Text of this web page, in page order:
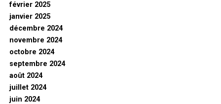
février 2025
janvier 2025
décembre 2024
novembre 2024
octobre 2024
septembre 2024
août 2024
juillet 2024
juin 2024